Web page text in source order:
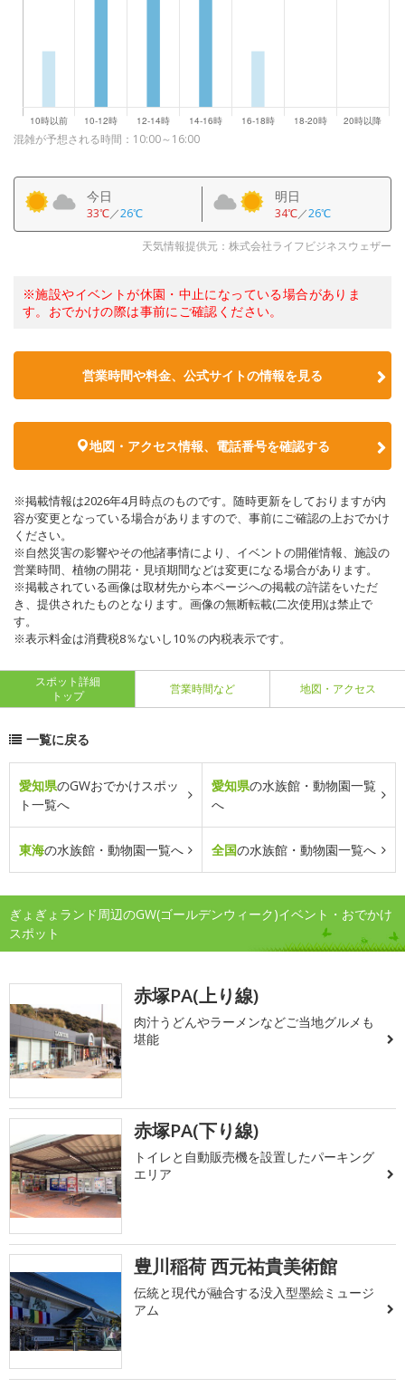
混雑が予想される時間：10:00～16:00
今日
33℃／26℃
明日
34℃／26℃
天気情報提供元：株式会社ライフビジネスウェザー
※施設やイベントが休園・中止になっている場合がありま
す。おでかけの際は事前にご確認ください。
営業時間や料金、公式サイトの情報を見る
地図・アクセス情報、電話番号を確認する
※掲載情報は2026年4月時点のものです。随時更新をしておりますが内
容が変更となっている場合がありますので、事前にご確認の上おでかけ
ください。
※自然災害の影響やその他諸事情により、イベントの開催情報、施設の
営業時間、植物の開花・見頃期間などは変更になる場合があります。
※掲載されている画像は取材先から本ページへの掲載の許諾をいただ
き、提供されたものとなります。画像の無断転載(二次使用)は禁止で
す。
※表示料金は消費税8％ないし10％の内税表示です。
スポット詳細
トップ
営業時間など 地図・アクセス
一覧に戻る
愛知県のGWおでかけスポッ
ト一覧へ
愛知県の水族館・動物園一覧
へ
東海の水族館・動物園一覧へ 全国の水族館・動物園一覧へ
ぎょぎょランド周辺のGW(ゴールデンウィーク)イベント・おでかけ
スポット
赤塚PA(上り線)
肉汁うどんやラーメンなどご当地グルメも
堪能
赤塚PA(下り線)
トイレと自動販売機を設置したパーキング
エリア
豊川稲荷 西元祐貴美術館
伝統と現代が融合する没入型墨絵ミュージ
アム